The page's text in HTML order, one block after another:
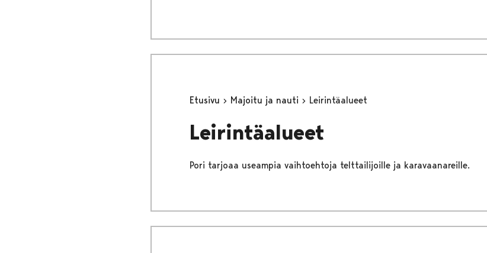
Etusivu Majoitu ja nauti Leirintäalueet
Leirintäalueet
Pori tarjoaa useampia vaihtoehtoja telttailijoille ja karavaanareille.